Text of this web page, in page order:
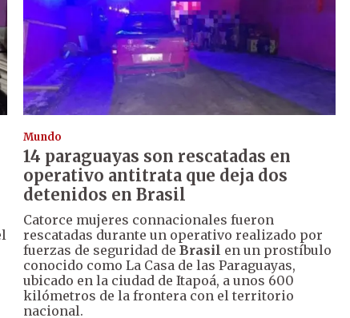
Mundo
14 paraguayas son rescatadas en
operativo antitrata que deja dos
detenidos en Brasil
Catorce mujeres connacionales fueron
rescatadas durante un operativo realizado por
fuerzas de seguridad deBrasil en un prostíbulo
conocido como La Casa de las Paraguayas,
ubicado en la ciudad de Itapoá, a unos 600
kilómetros de la frontera con el territorio
nacional.